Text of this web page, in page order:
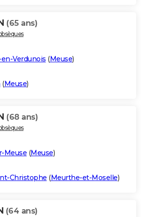
(65 ans)
Verdunois (Meuse)
(Meuse)
(68 ans)
Meuse (Meuse)
Christophe (Meurthe-et-Moselle)
(64 ans)